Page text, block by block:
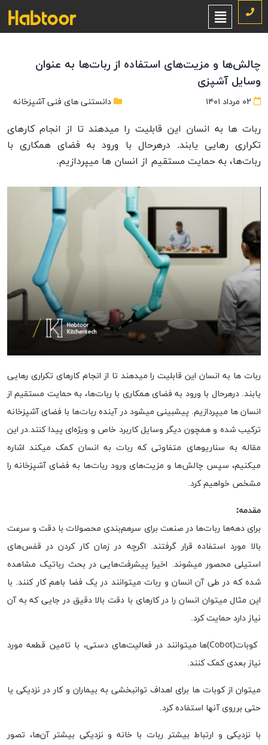
چالش‌ها و مزیت‌های استفاده از ربات‌ها به عنوان
وسایل آشپزی
۰۲ مرداد ۱۴۰۱ دانستنی های فنی آشپزخانه
ربات ها به انسان این قابلیت را میدهند تا از انجام کارهای
تکراری رهایی یابند. درهرحال با ورود به فضای همکاری با
ربات‌ها، به حمایت مستقیم از انسان ها میپردازیم.
ربات ها به انسان این قابلیت را میدهند تا از انجام کارهای تکراری رهایی
یابند. درهرحال با ورود به فضای همکاری با ربات‌ها، به حمایت مستقیم از
انسان ها میپردازیم. پیشبینی میشود در آینده ربات‌ها با فضای آشپزخانه
ترکیب شده و همچون دیگر وسایل کاربرد خاص و ویژه‌ای پیدا کنند.در این
مقاله به سناریو‌های متفاوتی که ربات به انسان کمک میکند اشاره
میکنیم، سپس چالش‌ها و مزیت‌های ورود ربات‌ها به فضای آشپزخانه را
مشخص خواهیم کرد.
مقدمه:
برای دهه‌ها ربات‌ها در صنعت برای سرهم‌بندی محصولات با دقت و سرعت
بالا مورد استفاده قرار گرفتند. اگرچه در زمان کار کردن در قفس‌های
استیلی محصور میشوند. اخیرا پیشرفت‌هایی در بحث رباتیک مشاهده
شده که در طی آن انسان و ربات میتوانند در یک فضا باهم کار کنند. با
این مثال میتوان انسان را در کار‌های با دقت بالا دقیق در جایی که به آن
نیاز دارد حمایت کرد.
کوبات(Cobot)‌ها میتوانند در فعالیت‌های دستی، با تامین قطعه مورد
نیاز بعدی کمک کنند.
میتوان از کوبات ها برای اهداف توانبخشی به بیماران و کار در نزدیکی یا
حتی برروی آنها استفاده کرد.
با نزدیکی و ارتباط بیشتر ربات با خانه و نزدیکی بیشتر آن‌ها، تصور